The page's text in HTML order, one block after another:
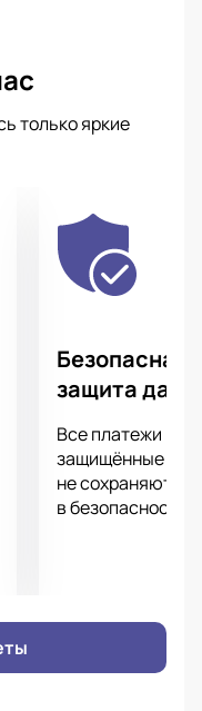
достояние
актеры, такие
различать за
героя, его жены
к
принять как
это счастье,
во гневе»
места в зале,
и настройтесь
компании!
только яркие
Безопасная
защита
Все платежи
защищённые
не сохраняются
в безопасности.